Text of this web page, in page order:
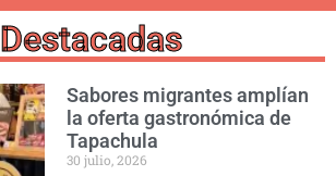
Destacadas
Sabores migrantes amplían
la oferta gastronómica de
Tapachula
30 julio, 2026